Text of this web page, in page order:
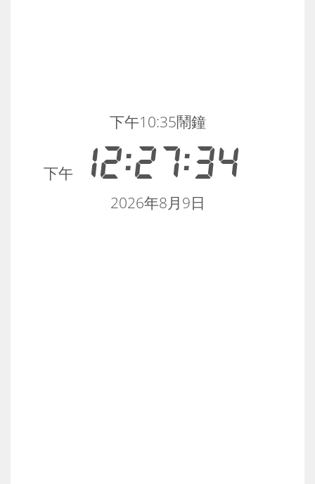
下午 12:27:34
下午10:35鬧鐘
2026年8月9日